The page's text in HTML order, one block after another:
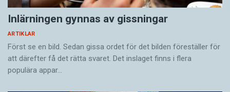
Inlärningen gynnas av gissningar
ARTIKLAR
Först se en bild. Sedan gissa ordet för det bilden föreställer för
att därefter få det rätta svaret. Det inslaget finns i flera
populära appar…